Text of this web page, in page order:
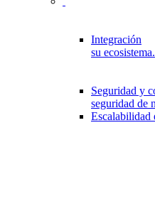
Integración
su ecosistema.
Seguridad y
seguridad de
Escalabilidad